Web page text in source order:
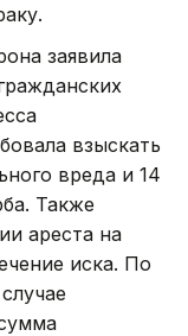
заявила
взыскать
вреда и 14
Также
ареста на
иска. По